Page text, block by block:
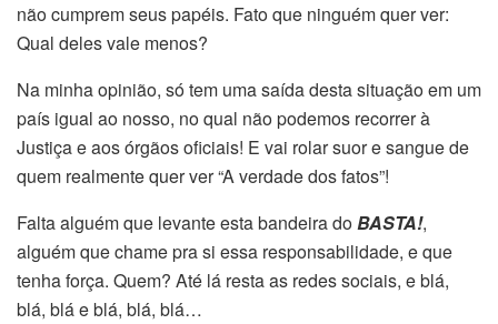
não cumprem seus papéis. Fato que ninguém quer ver:
Qual deles vale menos?
Na minha opinião, só tem uma saída desta situação em um
país igual ao nosso, no qual não podemos recorrer à
Justiça e aos órgãos oficiais! E vai rolar suor e sangue de
quem realmente quer ver “A verdade dos fatos”!
Falta alguém que levante esta bandeira doBASTA!,
alguém que chame pra si essa responsabilidade, e que
tenha força. Quem? Até lá resta as redes sociais, e blá,
blá, blá e blá, blá, blá…